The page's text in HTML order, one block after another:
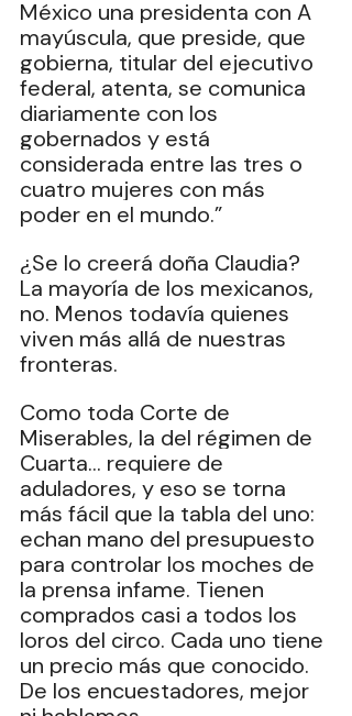
México una presidenta con A
mayúscula, que preside, que
gobierna, titular del ejecutivo
federal, atenta, se comunica
diariamente con los
gobernados y está
considerada entre las tres o
cuatro mujeres con más
poder en el mundo.”
¿Se lo creerá doña Claudia?
La mayoría de los mexicanos,
no. Menos todavía quienes
viven más allá de nuestras
fronteras.
Como toda Corte de
Miserables, la del régimen de
Cuarta… requiere de
aduladores, y eso se torna
más fácil que la tabla del uno:
echan mano del presupuesto
para controlar los moches de
la prensa infame. Tienen
comprados casi a todos los
loros del circo. Cada uno tiene
un precio más que conocido.
De los encuestadores, mejor